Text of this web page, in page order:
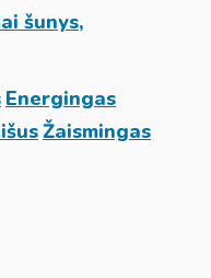
šunys,
Energingas
Žaismingas